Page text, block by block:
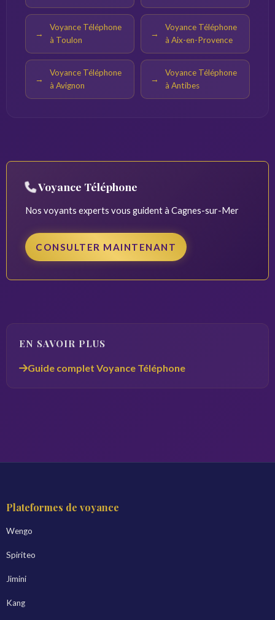
Voyance Téléphone
à Toulon
Voyance Téléphone
à Aix-en-Provence
Voyance Téléphone
à Avignon
Voyance Téléphone
à Antibes
Voyance Téléphone
Nos voyants experts vous guident à Cagnes-sur-Mer
CONSULTER MAINTENANT
EN SAVOIR PLUS
Guide complet Voyance Téléphone
Plateformes de voyance
Wengo
Spiriteo
Jimini
Kang